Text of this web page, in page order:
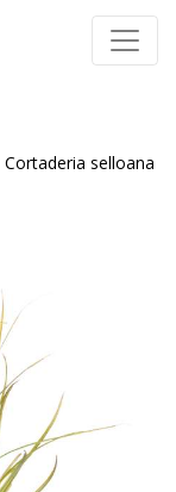
Cortaderia selloana